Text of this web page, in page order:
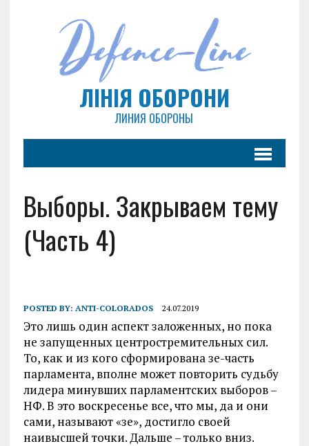
ЛІНІЯ ОБОРОНИ
ЛИНИЯ ОБОРОНЫ
Выборы. Закрываем тему
(Часть 4)
POSTED BY: ANTI-COLORADOS 24.07.2019
Это лишь один аспект заложенных, но пока
не запущенных центростремительных сил.
То, как и из кого сформирована зе-часть
парламента, вполне может повторить судьбу
лидера минувших парламентских выборов –
НФ. В это воскресенье все, что мы, да и они
сами, называют «зе», достигло своей
наивысшей точки. Дальше – только вниз.